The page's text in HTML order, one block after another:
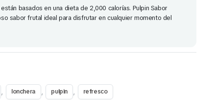
basados en una dieta de 2,000 calorías. Pulpin Sabor
sabor frutal ideal para disfrutar en cualquier momento del
, lonchera , pulpin , refresco